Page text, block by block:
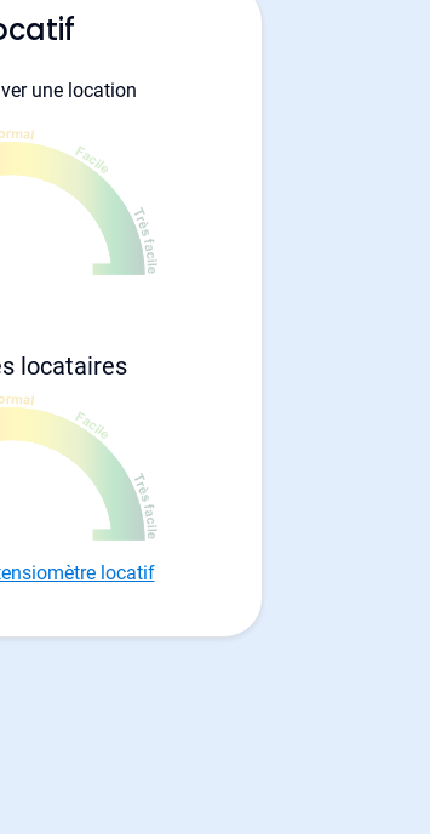
une location
locataires
locatif